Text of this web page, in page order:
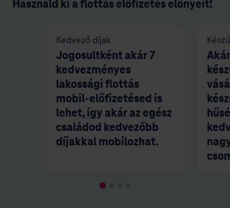
Használd ki a flottás előfizetés előnyeit!
Kedvező díjak
Jogosultként akár 7
kedvezményes
lakossági flottás
mobil-előfizetésed is
lehet, így akár az egész
családod kedvezőbb
díjakkal mobilozhat.